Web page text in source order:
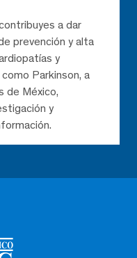
a dar
prevención y alta
y
Parkinson, a
de México,
y